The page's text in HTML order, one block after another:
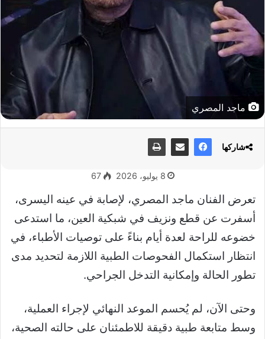
ماجد المصري
8 يوليو، 2026 67
تعرض الفنان ماجد المصري، لإصابة في عينه اليسرى،
أسفرت عن قطع ونزيف في شبكية العين، ما استدعى
خضوعه للراحة لعدة أيام بناءً على توصيات الأطباء، في
انتظار استكمال الفحوصات الطبية اللازمة لتحديد مدى
تطور الحالة وإمكانية التدخل الجراحي.
وحتى الآن، لم يُحسم الموعد النهائي لإجراء العملية،
وسط متابعة طبية دقيقة للاطمئنان على حالته الصحية،
شاركها